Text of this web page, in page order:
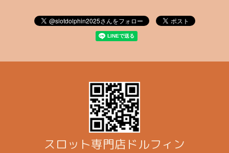
スロット専門店ドルフィン